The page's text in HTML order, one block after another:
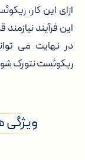
ازای این کار،
این فرآیند
در نهایت می
ریکوئست نتورک
ویژگی